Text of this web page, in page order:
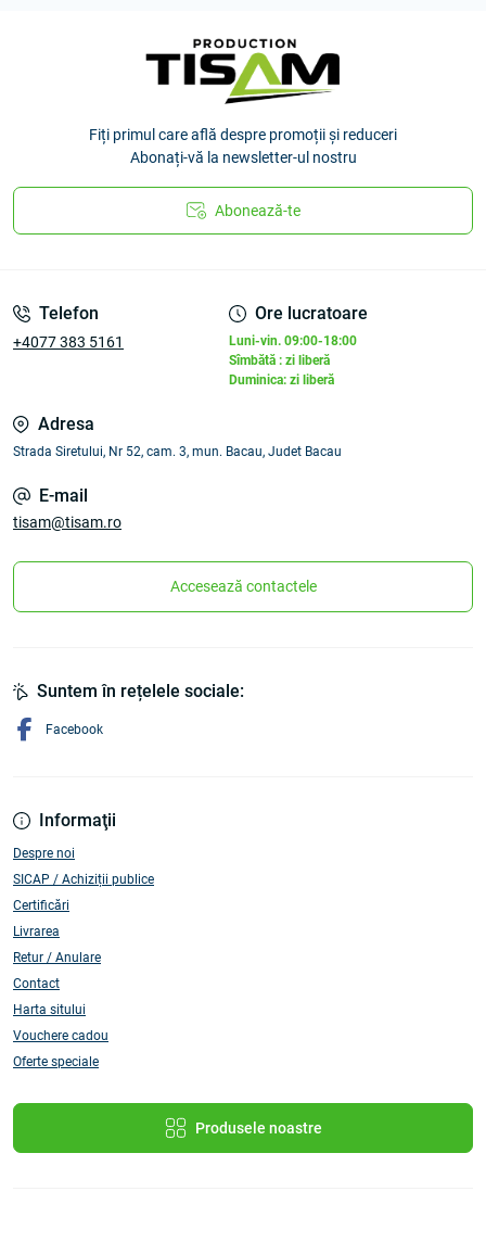
Fiți primul care află despre promoții și reduceri
Abonați-vă la newsletter-ul nostru
Abonează-te
Telefon
+4077 383 5161
Ore lucratoare
Luni-vin. 09:00-18:00
Sîmbătă : zi liberă
Duminica: zi liberă
Adresa
Strada Siretului, Nr 52, cam. 3, mun. Bacau, Judet Bacau
E-mail
tisam@tisam.ro
Accesează contactele
Informaţii
Despre noi
SICAP / Achiziții publice
Certificări
Livrarea
Retur / Anulare
Contact
Harta sitului
Vouchere cadou
Oferte speciale
Produsele noastre
Suntem în rețelele sociale:
Facebook